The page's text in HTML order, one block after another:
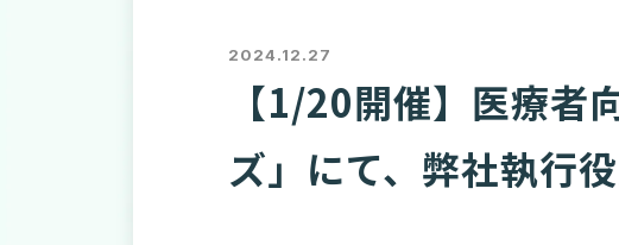
2024.12.27
【1/20開催】医療者
ズ」にて、弊社執行